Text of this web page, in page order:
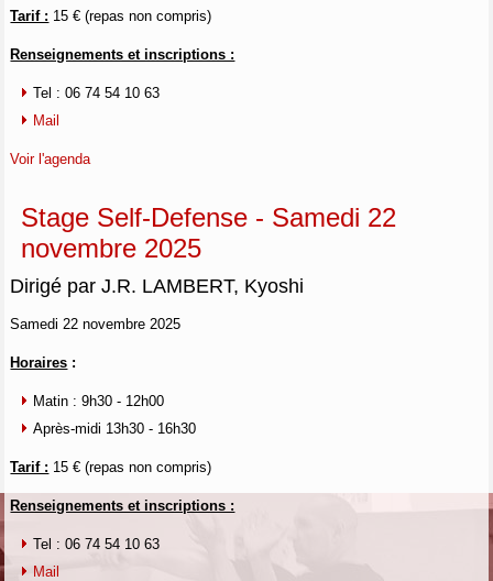
Tarif : 15 € (repas non compris)
Renseignements et inscriptions :
Tel : 06 74 54 10 63
Mail
Voir l'agenda
Stage Self-Defense - Samedi 22
novembre 2025
Dirigé par J.R. LAMBERT, Kyoshi
Samedi 22 novembre 2025
Horaires :
Matin : 9h30 - 12h00
Après-midi 13h30 - 16h30
Tarif : 15 € (repas non compris)
Renseignements et inscriptions :
Tel : 06 74 54 10 63
Mail